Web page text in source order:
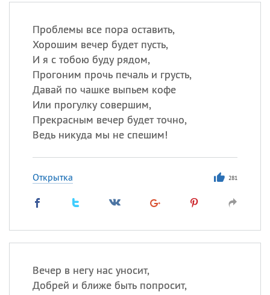
Проблемы все пора оставить,
Хорошим вечер будет пусть,
И я с тобою буду рядом,
Прогоним прочь печаль и грусть,
Давай по чашке выпьем кофе
Или прогулку совершим,
Прекрасным вечер будет точно,
Ведь никуда мы не спешим!
Открытка 281
Вечер в негу нас уносит,
Добрей и ближе быть попросит,